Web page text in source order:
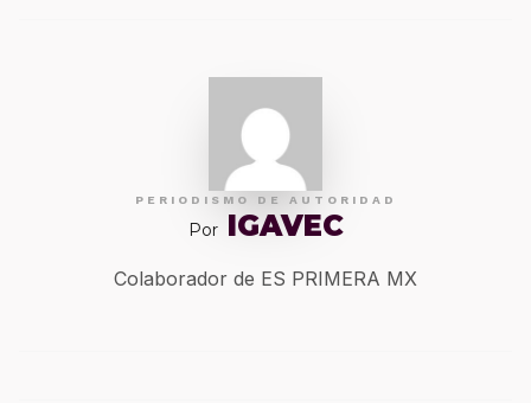
PERIODISMO DE AUTORIDAD
Por IGAVEC
Colaborador de ES PRIMERA MX